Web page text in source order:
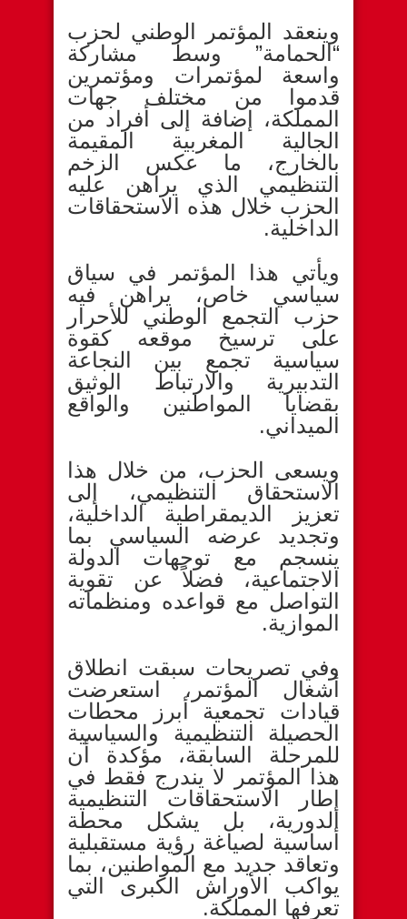
وينعقد المؤتمر الوطني لحزب
“الحمامة” وسط مشاركة
واسعة لمؤتمرات ومؤتمرين
قدموا من مختلف جهات
المملكة، إضافة إلى أفراد من
الجالية المغربية المقيمة
بالخارج، ما عكس الزخم
التنظيمي الذي يراهن عليه
الحزب خلال هذه الاستحقاقات
الداخلية.
ويأتي هذا المؤتمر في سياق
سياسي خاص، يراهن فيه
حزب التجمع الوطني للأحرار
على ترسيخ موقعه كقوة
سياسية تجمع بين النجاعة
التدبيرية والارتباط الوثيق
بقضايا المواطنين والواقع
الميداني.
ويسعى الحزب، من خلال هذا
الاستحقاق التنظيمي، إلى
تعزيز الديمقراطية الداخلية،
وتجديد عرضه السياسي بما
ينسجم مع توجهات الدولة
الاجتماعية، فضلاً عن تقوية
التواصل مع قواعده ومنظماته
الموازية.
وفي تصريحات سبقت انطلاق
أشغال المؤتمر، استعرضت
قيادات تجمعية أبرز محطات
الحصيلة التنظيمية والسياسية
للمرحلة السابقة، مؤكدة أن
هذا المؤتمر لا يندرج فقط في
إطار الاستحقاقات التنظيمية
الدورية، بل يشكل محطة
أساسية لصياغة رؤية مستقبلية
وتعاقد جديد مع المواطنين، بما
يواكب الأوراش الكبرى التي
تعرفها المملكة.